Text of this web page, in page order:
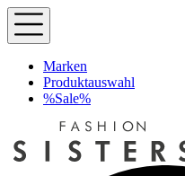
Marken
Produktauswahl
%Sale%